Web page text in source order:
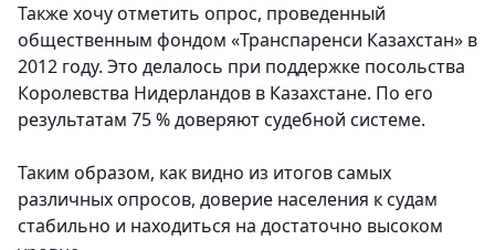
Также хочу отметить опрос, проведенный
общественным фондом «Транспаренси Казахстан» в
2012 году. Это делалось при поддержке посольства
Королевства Нидерландов в Казахстане. По его
результатам 75 % доверяют судебной системе.
Таким образом, как видно из итогов самых
различных опросов, доверие населения к судам
стабильно и находиться на достаточно высоком